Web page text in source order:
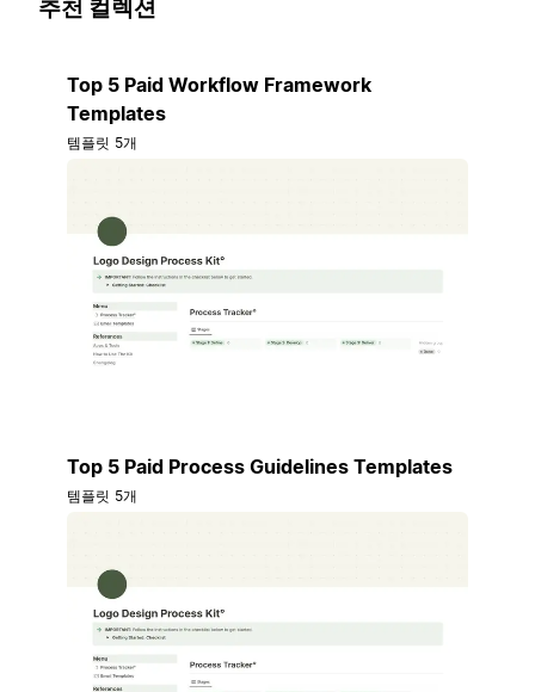
추천 컬렉션
Top 5 Paid Workflow Framework
Templates
템플릿 5개
Top 5 Paid Process Guidelines Templates
템플릿 5개